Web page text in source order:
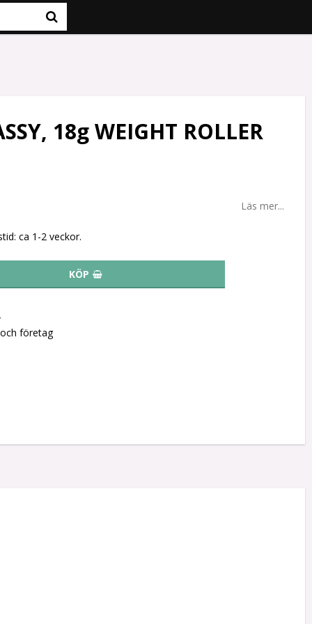
18g WEIGHT ROLLER
Läs mer...
ca 1-2 veckor.
KÖP
företag